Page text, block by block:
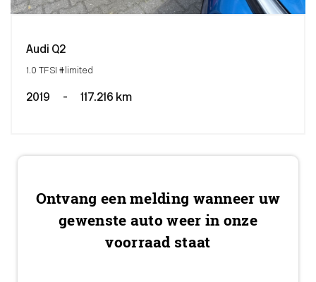
Audi Q2
1.0 TFSI #limited
2019 - 117.216 km
Ontvang een melding wanneer uw
gewenste auto weer in onze
voorraad staat